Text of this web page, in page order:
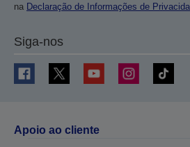
na Declaração de Informações de
Siga-nos
Apoio ao cliente